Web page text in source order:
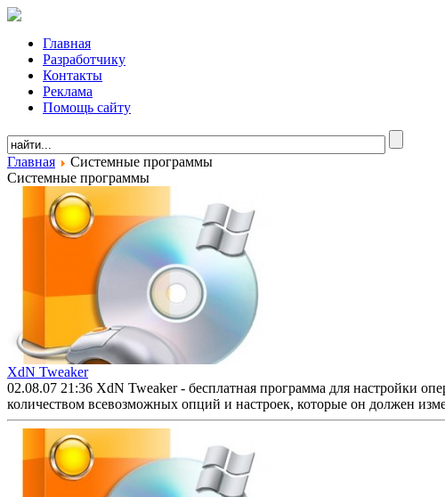
Главная
Разработчику
Контакты
Реклама
Помощь сайту
Главная
Системные программы
Системные программы
XdN Tweaker
02.08.07 21:36 XdN Tweaker - бесплатная программа для настройки
количеством всевозможных опций и настроек, которые он должен